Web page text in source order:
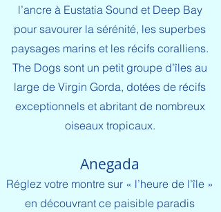
l’ancre à Eustatia Sound et Deep Bay
pour savourer la sérénité, les superbes
paysages marins et les récifs coralliens.
The Dogs sont un petit groupe d’îles au
large de Virgin Gorda, dotées de récifs
exceptionnels et abritant de nombreux
oiseaux tropicaux.
Anegada
Réglez votre montre sur « l’heure de l’île »
en découvrant ce paisible paradis